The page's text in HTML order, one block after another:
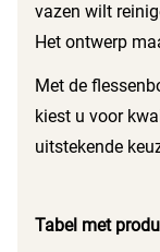
vazen wilt
Het ontwerp
Met de
kiest u voor
uitstekende
flessen en
Tabel met